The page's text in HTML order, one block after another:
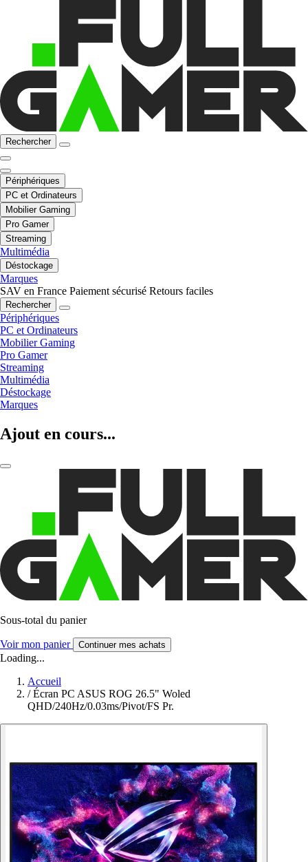
Rechercher
Périphériques
PC et Ordinateurs
Mobilier Gaming
Pro Gamer
Streaming
Multimédia
Déstockage
Marques
SAV en France Paiement sécurisé Retours faciles
Rechercher
Périphériques
PC et Ordinateurs
Mobilier Gaming
Pro Gamer
Streaming
Multimédia
Déstockage
Marques
Ajout en cours...
Sous-total du panier
Voir mon panier Continuer mes achats
Loading...
Accueil
/ Écran PC ASUS ROG 26.5" Woled
QHD/240Hz/0.03ms/Pivot/FS Pr.